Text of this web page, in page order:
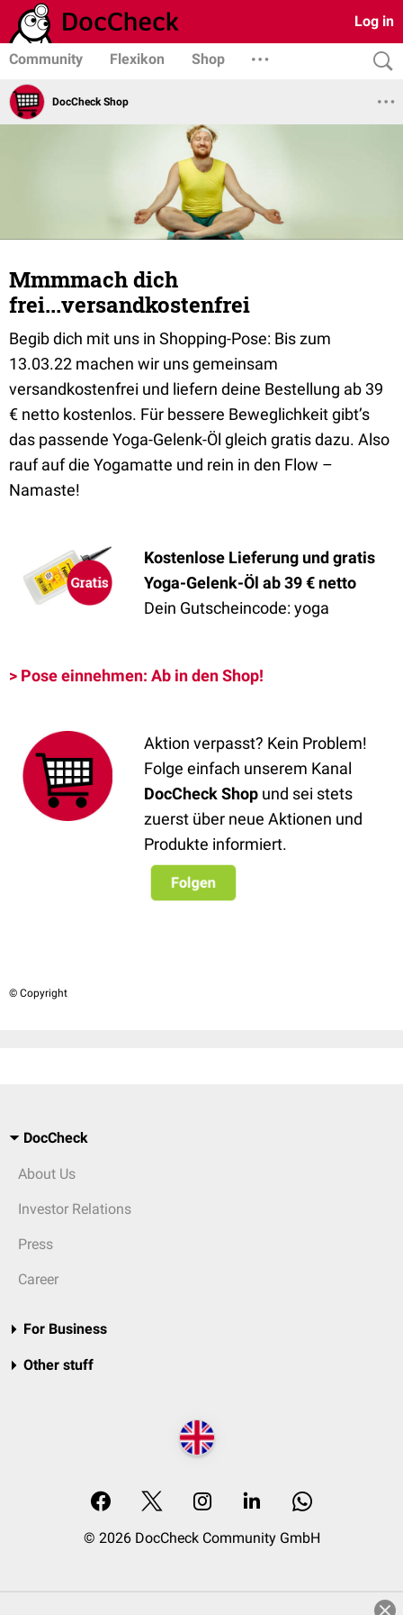
Log in
Community Flexikon Shop
DocCheck Shop
Mmmmach dich
frei...versandkostenfrei
Begib dich mit uns in Shopping-Pose: Bis zum
13.03.22 machen wir uns gemeinsam
versandkostenfrei und liefern deine Bestellung ab 39
€ netto kostenlos. Für bessere Beweglichkeit gibt’s
das passende Yoga-Gelenk-Öl gleich gratis dazu. Also
rauf auf die Yogamatte und rein in den Flow –
Namaste!
Kostenlose Lieferung und gratis
Yoga-Gelenk-Öl ab 39 € netto
Dein Gutscheincode: yoga
> Pose einnehmen: Ab in den Shop!
Aktion verpasst? Kein Problem!
Folge einfach unserem Kanal
DocCheck Shop und sei stets
zuerst über neue Aktionen und
Produkte informiert.
© Copyright
DocCheck
About Us
Investor Relations
Press
Career
For Business
Other stuff
© 2026 DocCheck Community GmbH